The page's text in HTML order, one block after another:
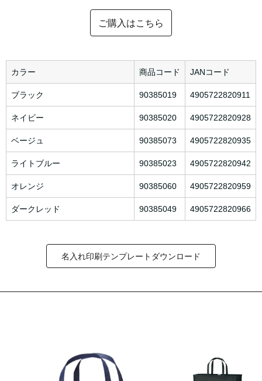
ご購入はこちら
カラー 商品コード JANコード
ブラック 90385019 4905722820911
ネイビー 90385020 4905722820928
ベージュ 90385073 4905722820935
ライトブルー 90385023 4905722820942
オレンジ 90385060 4905722820959
ダークレッド 90385049 4905722820966
名入れ印刷テンプレートダウンロード